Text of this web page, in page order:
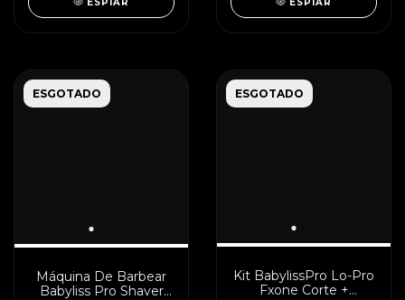
ESGOTADO
Máquina De Barbear
Babyliss Pro Shaver
ESGOTADO
Kit BabylissPro Lo-Pro
Fxone Corte +